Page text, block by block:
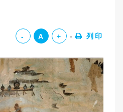
- A + 列印